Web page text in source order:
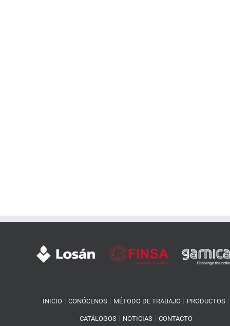
INICIO |CONÓCENOS MÉTODO DE TRABAJO PRODUCTOS
CATÁLOGOS NOTICIAS |CONTACTO